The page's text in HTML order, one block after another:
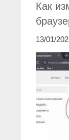
Как
13/01/